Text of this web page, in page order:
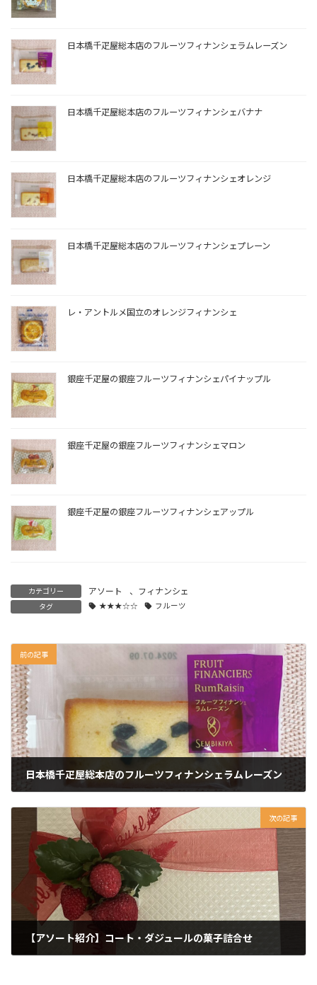
日本橋千疋屋総本店のフルーツフィナンシェラムレーズン
日本橋千疋屋総本店のフルーツフィナンシェバナナ
日本橋千疋屋総本店のフルーツフィナンシェオレンジ
日本橋千疋屋総本店のフルーツフィナンシェプレーン
レ・アントルメ国立のオレンジフィナンシェ
銀座千疋屋の銀座フルーツフィナンシェパイナップル
銀座千疋屋の銀座フルーツフィナンシェマロン
銀座千疋屋の銀座フルーツフィナンシェアップル
カテゴリー アソート 、 フィナンシェ
タグ ★★★☆☆ フルーツ
前の記事
日本橋千疋屋総本店のフルーツフィナンシェラムレーズン
次の記事
【アソート紹介】コート・ダジュールの菓子詰合せ